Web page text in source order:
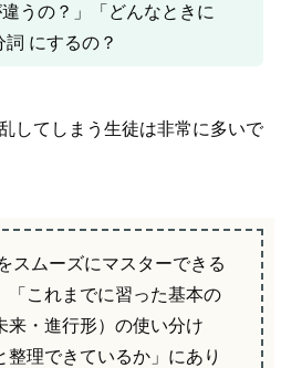
うの？」「どんなときに
詞 にするの？
してしまう生徒は非常に多いで
スムーズにマスターできる
「これまでに習った基本の
来・進行形）の使い分け
整理できているか」にあり